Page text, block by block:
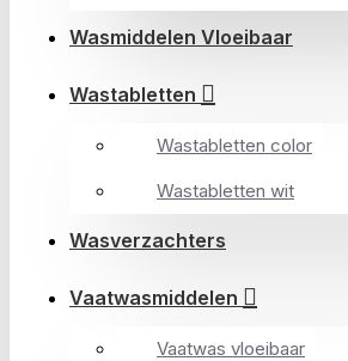
Wasmiddelen Vloeibaar
Wastabletten
Wastabletten color
Wastabletten wit
Wasverzachters
Vaatwasmiddelen
Vaatwas vloeibaar